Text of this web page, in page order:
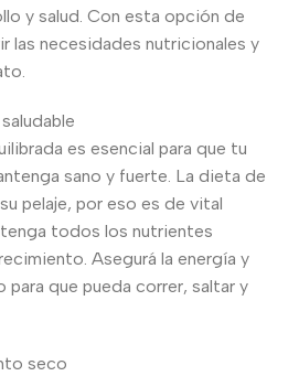
y salud. Con esta opción de
las necesidades nutricionales y
es esencial para que tu
sano y fuerte. La dieta de
pelaje, por eso es de vital
todos los nutrientes
Asegurá la energía y
que pueda correr, saltar y
seco